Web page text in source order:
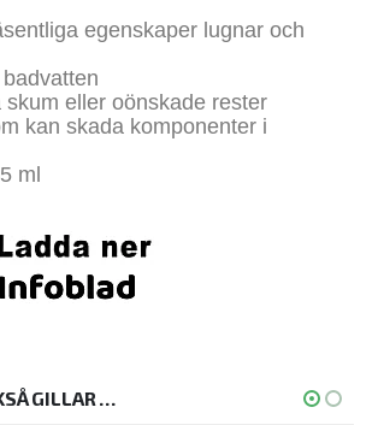
egenskaper lugnar och
skum eller oönskade rester
kan skada komponenter i
ml
GILLAR …